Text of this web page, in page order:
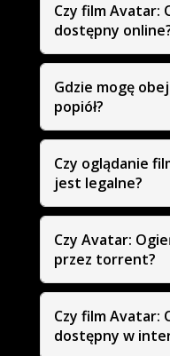
Czy film Avatar:
dostępny
Gdzie mogę
popiół?
Czy oglądanie
jest legalne?
Czy Avatar:
przez torrent?
Czy film Avatar:
dostępny w